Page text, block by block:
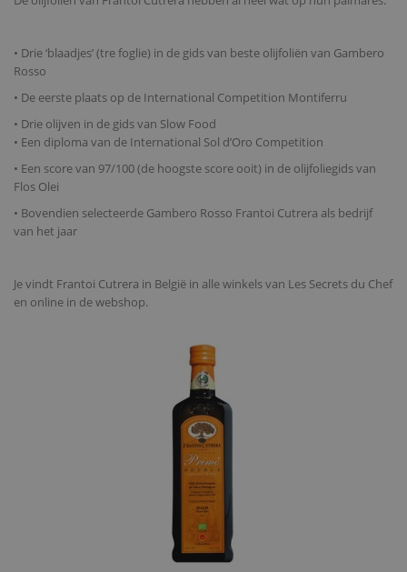
• Drie ‘blaadjes’ (tre foglie) in de gids van beste olijfoliën van Gambero
Rosso
• De eerste plaats op de International Competition Montiferru
• Drie olijven in de gids van Slow Food
• Een diploma van de International Sol d’Oro Competition
• Een score van 97/100 (de hoogste score ooit) in de olijfoliegids van
Flos Olei
• Bovendien selecteerde Gambero Rosso Frantoi Cutrera als bedrijf
van het jaar
Je vindt Frantoi Cutrera in België in alle winkels van Les Secrets du Chef
en online in de webshop.